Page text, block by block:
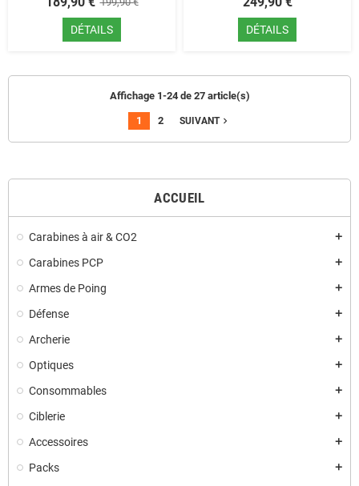
ACCUEIL
Carabines à air & CO2 add
Carabines PCP add
Armes de Poing add
Défense add
Archerie add
Optiques add
Consommables add
Ciblerie add
Accessoires add
Packs add
DÉTAILS DÉTAILS
Affichage 1-24 de 27 article(s)
1 2 SUIVANTnavigate_next